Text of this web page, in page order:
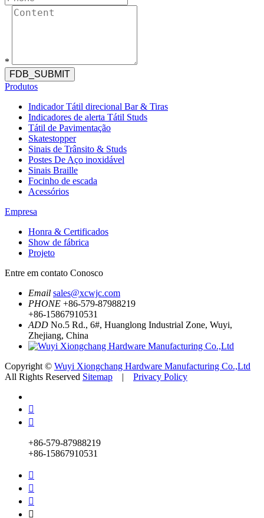
*
FDB_SUBMIT
Produtos
Indicador Tátil direcional Bar & Tiras
Indicadores de alerta Tátil Studs
Tátil de Pavimentação
Skatestopper
Sinais de Trânsito & Studs
Postes De Aço inoxidável
Sinais Braille
Focinho de escada
Acessórios
Empresa
Honra & Certificados
Show de fábrica
Projeto
Entre em contato Conosco
Email sales@xcwjc.com
PHONE +86-579-87988219
+86-15867910531
ADD No.5 Rd., 6#, Huanglong Industrial Zone, Wuyi,
Zhejiang, China
Copyright © Wuyi Xiongchang Hardware Manufacturing Co.,Ltd
All Rights Reserved Sitemap | Privacy Policy


+86-579-87988219
+86-15867910531



